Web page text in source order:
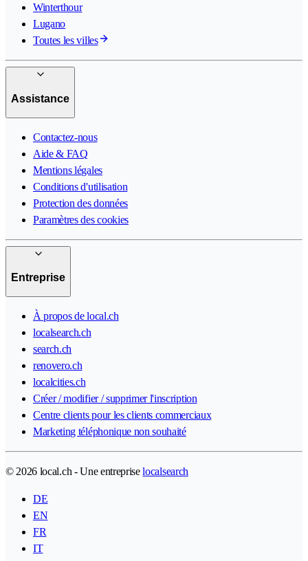
Winterthour
Lugano
Toutes les villes
Assistance
Contactez-nous
Aide & FAQ
Mentions légales
Conditions d'utilisation
Protection des données
Paramètres des cookies
Entreprise
À propos de local.ch
localsearch.ch
search.ch
renovero.ch
localcities.ch
Créer / modifier / supprimer l'inscription
Centre clients pour les clients commerciaux
Marketing téléphonique non souhaité
© 2026 local.ch - Une entrepriselocalsearch
DE
EN
FR
IT